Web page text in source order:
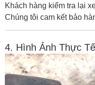
Khách hàng kiểm tra lại
Chúng tôi cam kết bảo
4. Hình Ảnh Thực